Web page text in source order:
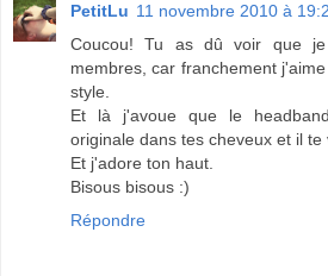
PetitLu 11 novembre 2010 à
Coucou! Tu as dû voir que
membres, car franchement
style.
Et là j'avoue que le
originale dans tes cheveux et il te
Et j'adore ton haut.
Bisous bisous :)
Répondre